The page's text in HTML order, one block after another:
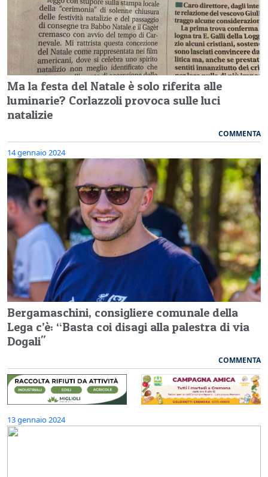
Ma la festa del Natale è solo riferita alle
luminarie? Corlazzoli provoca sulle luci
natalizie
COMMENTA
14 gennaio 2024
Bergamaschini, consigliere comunale della
Lega c’è: “Basta coi disagi alla palestra di via
Dogali"
COMMENTA
13 gennaio 2024